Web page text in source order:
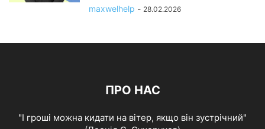
maxwelhelp - 28.02.2026
ПРО НАС
"І гроші можна кидати на вітер, якщо він зустрічний"